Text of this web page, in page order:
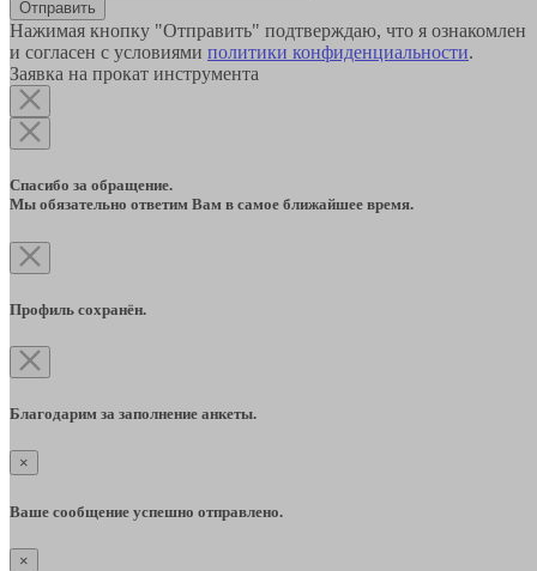
Отправить
Нажимая кнопку "Отправить" подтверждаю, что я ознакомлен
и согласен с условиями политики конфиденциальности.
Заявка на прокат инструмента
Спасибо за обращение.
Мы обязательно ответим Вам в самое ближайшее время.
Профиль сохранён.
Благодарим за заполнение анкеты.
×
Ваше сообщение успешно отправлено.
×